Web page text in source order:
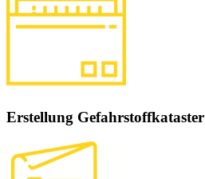
Erstellung Gefahrstoffkataster